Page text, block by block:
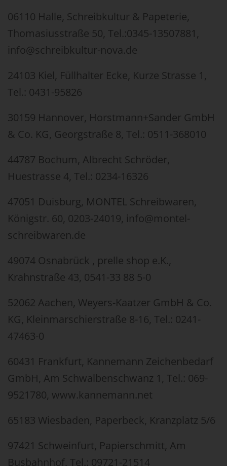
06110 Halle, Schreibkultur & Papeterie,
Thomasiusstraße 50, Tel.:0345-13507881,
info@schreibkultur-nova.de
24103 Kiel, Füllhalter Ecke, Kurze Strasse 1,
Tel.: 0431-95826
30159 Hannover, Horstmann+Sander GmbH
& Co. KG, Georgstraße 8, Tel.: 0511-368010
44787 Bochum, Albrecht Schröder,
Huestrasse 4, Tel.: 0234-16326
47051 Duisburg, MONTEL Schreibwaren,
Königstr. 60, 0203-24019, info@montel-
schreibwaren.de
49074 Osnabrück , prelle shop e.K.,
Krahnstraße 43, 0541-33 88 5-0
52062 Aachen, Weyers-Kaatzer GmbH & Co.
KG, Kleinmarschierstraße 8-16, Tel.: 0241-
47463-0
60431 Frankfurt, Kannemann Zeichenbedarf
GmbH, Am Schwalbenschwanz 1, Tel.: 069-
9521780, www.kannemann.net
65183 Wiesbaden, Paperbeck, Kranzplatz 5/6
97421 Schweinfurt, Papierschmitt, Am
Busbahnhof, Tel.: 09721-21514